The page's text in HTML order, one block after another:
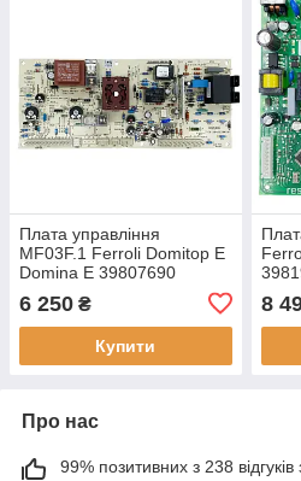
Плата управління
MF03F.1 Ferroli Domitop E
Domina E 39807690
6 250 ₴
Купити
8
Про нас
99% позитивних з 238 відгуків